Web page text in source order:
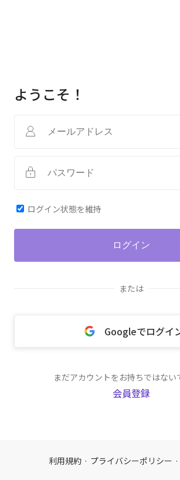
ようこそ！
ログイン状態を維持
ログイン
または
Googleでログイ
まだアカウントをお持ちではない
会員登録
利用規約 · プライバシーポリシー ·